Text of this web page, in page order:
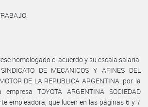
homologado el acuerdo y su escala salarial
DE MECANICOS Y AFINES DEL
DE LA REPUBLICA ARGENTINA, por la
TOYOTA ARGENTINA SOCIEDAD
empleadora, que lucen en las páginas 6 y 7